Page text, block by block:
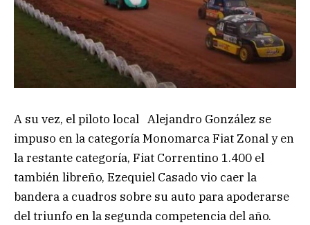
A su vez, el piloto local Alejandro González se
impuso en la categoría Monomarca Fiat Zonal y en
la restante categoría, Fiat Correntino 1.400 el
también libreño, Ezequiel Casado vio caer la
bandera a cuadros sobre su auto para apoderarse
del triunfo en la segunda competencia del año.